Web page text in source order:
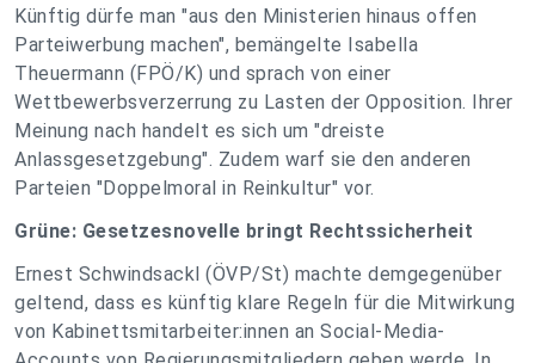
Künftig dürfe man "aus den Ministerien hinaus offen
Parteiwerbung machen", bemängelte Isabella
Theuermann (FPÖ/K) und sprach von einer
Wettbewerbsverzerrung zu Lasten der Opposition. Ihrer
Meinung nach handelt es sich um "dreiste
Anlassgesetzgebung". Zudem warf sie den anderen
Parteien "Doppelmoral in Reinkultur" vor.
Grüne: Gesetzesnovelle bringt Rechtssicherheit
Ernest Schwindsackl (ÖVP/St) machte demgegenüber
geltend, dass es künftig klare Regeln für die Mitwirkung
von Kabinettsmitarbeiter:innen an Social-Media-